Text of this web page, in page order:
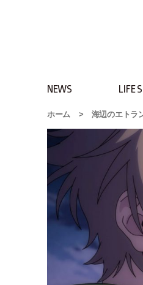
NEWS LIFE
ホーム > 海辺のエトラ